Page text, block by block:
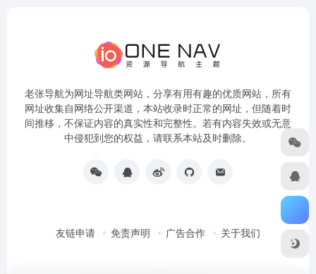
老张导航为网址导航类网站，分享有用有趣的优质网站，所有
网址收集自网络公开渠道，本站收录时正常的网址，但随着时
间推移，不保证内容的真实性和完整性。若有内容失效或无意
中侵犯到您的权益，请联系本站及时删除。
友链申请 免责声明 广告合作 关于我们